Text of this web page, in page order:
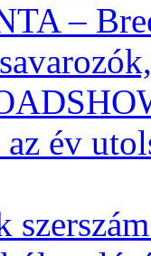
–
év